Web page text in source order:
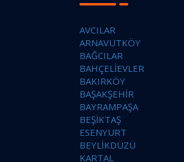
AVCILAR
ARNAVUTKÖY
BAĞCILAR
BAHÇELİEVLER
BAKIRKÖY
BAŞAKŞEHİR
BAYRAMPAŞA
BEŞİKTAŞ
ESENYURT
BEYLİKDÜZÜ
KARTAL